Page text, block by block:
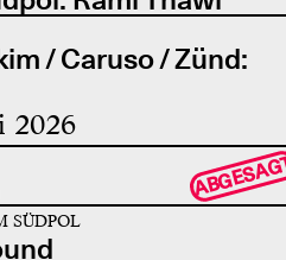
/ Caruso / Zünd:
2026
SÜDPOL